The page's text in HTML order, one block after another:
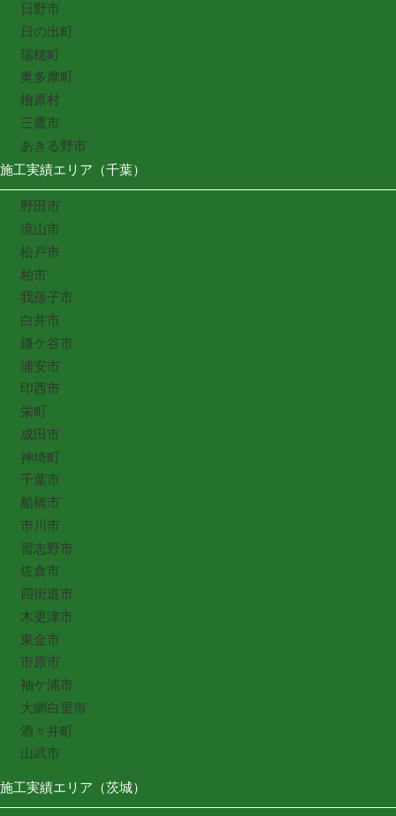
日野市
日の出町
瑞穂町
奥多摩町
檜原村
三鷹市
あきる野市
施工実績エリア（千葉）
野田市
流山市
松戸市
柏市
我孫子市
白井市
鎌ケ谷市
浦安市
印西市
栄町
成田市
神埼町
千葉市
船橋市
市川市
習志野市
佐倉市
四街道市
木更津市
東金市
市原市
袖ケ浦市
大網白里市
酒々井町
山武市
施工実績エリア（茨城）